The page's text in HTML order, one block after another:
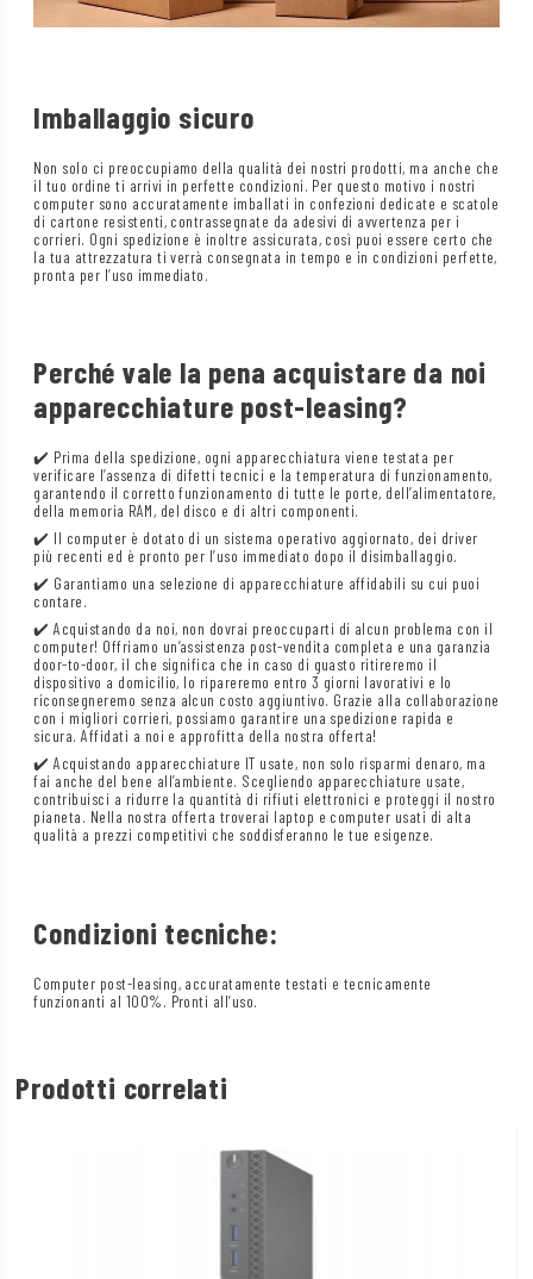
Imballaggio sicuro
Non solo ci preoccupiamo della qualità dei nostri prodotti, ma anche che
il tuo ordine ti arrivi in perfette condizioni. Per questo motivo i nostri
computer sono accuratamente imballati in confezioni dedicate e scatole
di cartone resistenti, contrassegnate da adesivi di avvertenza per i
corrieri. Ogni spedizione è inoltre assicurata, così puoi essere certo che
la tua attrezzatura ti verrà consegnata in tempo e in condizioni perfette,
pronta per l’uso immediato.
Perché vale la pena acquistare da noi
apparecchiature post-leasing?
✔️ Prima della spedizione, ogni apparecchiatura viene testata per
verificare l’assenza di difetti tecnici e la temperatura di funzionamento,
garantendo il corretto funzionamento di tutte le porte, dell’alimentatore,
della memoria RAM, del disco e di altri componenti.
✔️ Il computer è dotato di un sistema operativo aggiornato, dei driver
più recenti ed è pronto per l’uso immediato dopo il disimballaggio.
✔️ Garantiamo una selezione di apparecchiature affidabili su cui puoi
contare.
✔️ Acquistando da noi, non dovrai preoccuparti di alcun problema con il
computer! Offriamo un’assistenza post-vendita completa e una garanzia
door-to-door, il che significa che in caso di guasto ritireremo il
dispositivo a domicilio, lo ripareremo entro 3 giorni lavorativi e lo
riconsegneremo senza alcun costo aggiuntivo. Grazie alla collaborazione
con i migliori corrieri, possiamo garantire una spedizione rapida e
sicura. Affidati a noi e approfitta della nostra offerta!
✔️ Acquistando apparecchiature IT usate, non solo risparmi denaro, ma
fai anche del bene all’ambiente. Scegliendo apparecchiature usate,
contribuisci a ridurre la quantità di rifiuti elettronici e proteggi il nostro
pianeta. Nella nostra offerta troverai laptop e computer usati di alta
qualità a prezzi competitivi che soddisferanno le tue esigenze.
Condizioni tecniche:
Computer post-leasing, accuratamente testati e tecnicamente
funzionanti al 100%. Pronti all’uso.
Prodotti correlati